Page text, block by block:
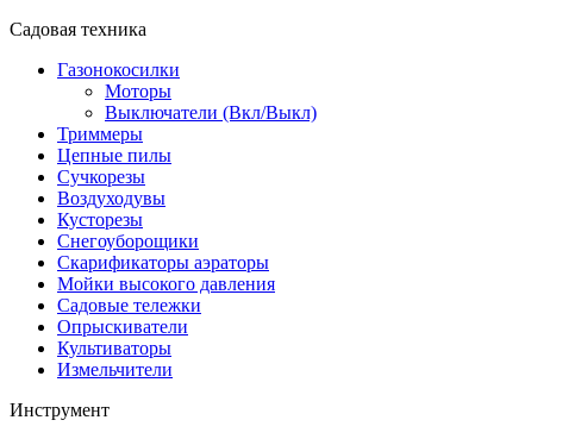
Садовая техника
Газонокосилки
Моторы
Выключатели (Вкл/Выкл)
Триммеры
Цепные пилы
Cучкорезы
Воздуходувы
Кусторезы
Снегоуборощики
Скарификаторы аэраторы
Мойки высокого давления
Садовые тележки
Опрыскиватели
Культиваторы
Измельчители
Инструмент